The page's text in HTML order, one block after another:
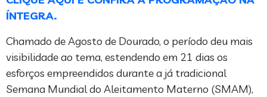
ÍNTEGRA.
Chamado de Agosto de Dourado, o período deu mais
visibilidade ao tema, estendendo em 21 dias os
esforços empreendidos durante a já tradicional
Semana Mundial do Aleitamento Materno (SMAM),